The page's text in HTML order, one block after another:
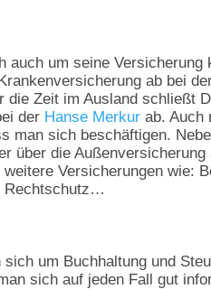
um seine Versicherung
ab bei
Zeit im Ausland schließt
der Hanse Merkur ab. Auch
man sich beschäftigen.
über die
Versicherungen wie:
Rechtschutz…
um Buchhaltung und
sich auf jeden Fall gut